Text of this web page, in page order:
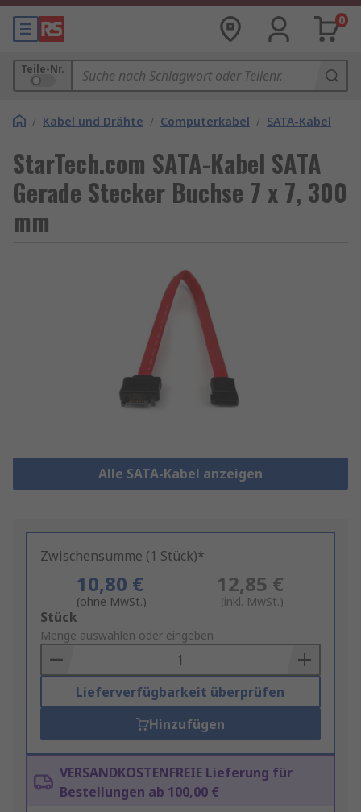
0
Teile-Nr.
/ Kabel und Drähte / Computerkabel / SATA-Kabel
StarTech.com SATA-Kabel SATA
Gerade Stecker Buchse 7 x 7, 300
mm
Alle SATA-Kabel anzeigen
Zwischensumme (1 Stück)*
10,80 €
(ohne MwSt.)
12,85 €
(inkl. MwSt.)
Add
to
Basket
Stück
Menge auswählen oder eingeben
Lieferverfügbarkeit überprüfen
Hinzufügen
VERSANDKOSTENFREIE Lieferung für
Bestellungen ab 100,00 €